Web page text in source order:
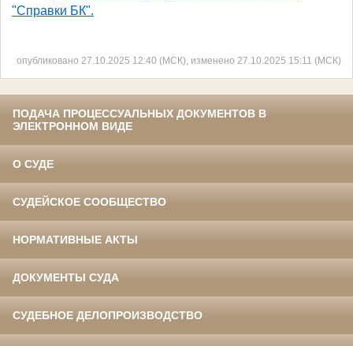
"Справки БК".
опубликовано 27.10.2025 12:40 (МСК), изменено 27.10.2025 15:11 (МСК)
ПОДАЧА ПРОЦЕССУАЛЬНЫХ ДОКУМЕНТОВ В
ЭЛЕКТРОННОМ ВИДЕ
О СУДЕ
СУДЕЙСКОЕ СООБЩЕСТВО
НОРМАТИВНЫЕ АКТЫ
ДОКУМЕНТЫ СУДА
СУДЕБНОЕ ДЕЛОПРОИЗВОДСТВО